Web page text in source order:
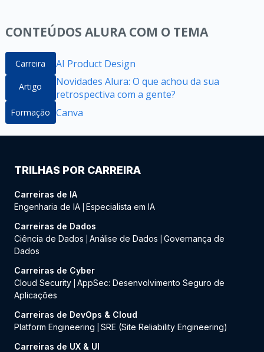
CONTEÚDOS ALURA COM O TEMA
Carreira AI Product Design
Artigo
Novidades Alura: O que achou da sua
retrospectiva com a gente?
Formação Canva
TRILHAS POR CARREIRA
Carreiras de IA
Engenharia de IA Especialista em IA
Carreiras de Dados
Ciência de Dados
Análise de Dados
Governança de
Dados
Carreiras de Cyber
Cloud Security AppSec: Desenvolvimento Seguro de
Aplicações
Carreiras de DevOps & Cloud
Platform Engineering
SRE (Site Reliability Engineering)
Carreiras de UX & UI